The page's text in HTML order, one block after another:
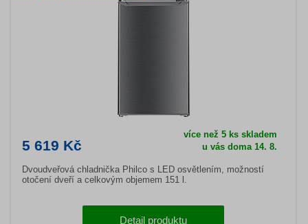
5 619 Kč
více než 5 ks skladem
u vás doma 14. 8.
Dvoudveřová chladnička Philco s LED osvětlením, možností
otočení dveří a celkovým objemem 151 l.
Detail produktu